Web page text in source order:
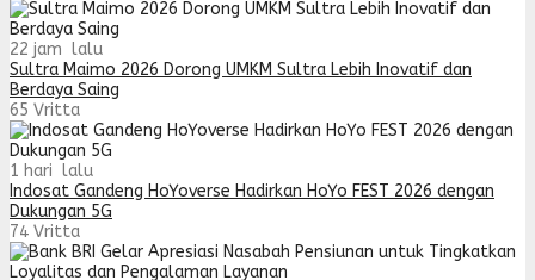
22 jam lalu
Sultra Maimo 2026 Dorong UMKM Sultra Lebih Inovatif dan
Berdaya Saing
65 Vritta
1 hari lalu
Indosat Gandeng HoYoverse Hadirkan HoYo FEST 2026 dengan
Dukungan 5G
74 Vritta